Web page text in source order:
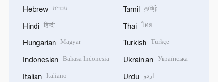
Hebrew עברית
Hindi हिन्दी
Hungarian Magyar
Indonesian Bahasa Indonesia
Italian Italiano
Tamil தமிழ்
Thai ไทย
Turkish Türkçe
Ukrainian Українська
Urdu اردو